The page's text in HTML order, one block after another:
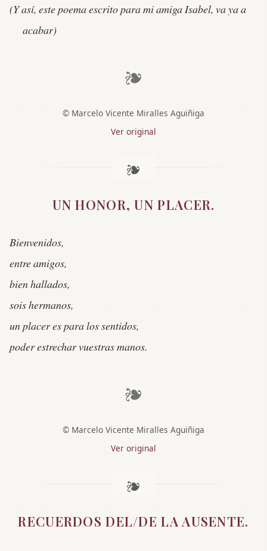
(Y así, este poema escrito para mi amiga Isabel, va ya a
acabar)
❧
© Marcelo Vicente Miralles Aguiñiga
Ver original
UN HONOR, UN PLACER.
Bienvenidos,
entre amigos,
bien hallados,
sois hermanos,
un placer es para los sentidos,
poder estrechar vuestras manos.
❧
© Marcelo Vicente Miralles Aguiñiga
Ver original
RECUERDOS DEL/DE LA AUSENTE.